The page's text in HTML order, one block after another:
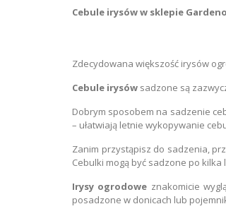
Cebule irysów w sklepie
Zdecydowana większość irysów
Cebule irysów sadzone są
Dobrym sposobem na sadzenie
– ułatwiają letnie wykopywanie
Zanim przystąpisz do sadzenia,
Cebulki mogą być sadzone po
Irysy ogrodowe znakomicie
posadzone w donicach lub